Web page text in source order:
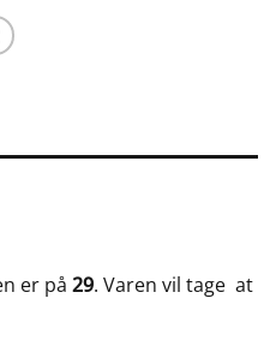
er på 29. Varen vil tage at